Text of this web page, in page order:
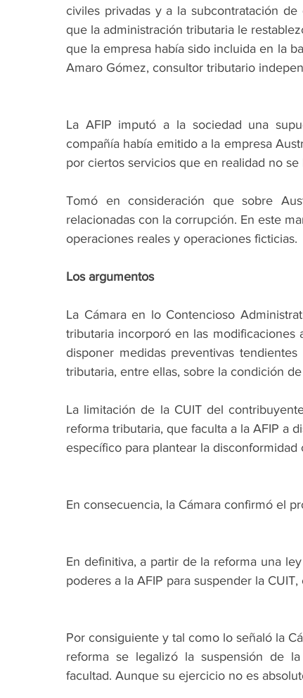
civiles privadas y a la subcontratación
que la administración tributaria le
que la empresa había sido incluida en la
Amaro Gómez, consultor tributario
La AFIP imputó a la sociedad una
compañía había emitido a la empresa
por ciertos servicios que en realidad no se
Tomó en consideración que sobre
relacionadas con la corrupción. En este
operaciones reales y operaciones ficticias.
Los argumentos
La Cámara en lo Contencioso
tributaria incorporó en las modificaciones
disponer medidas preventivas
tributaria, entre ellas, sobre la condición
La limitación de la CUIT del
reforma tributaria, que faculta a la AFIP a
específico para plantear la
En consecuencia, la Cámara confirmó el
En definitiva, a partir de la reforma una
poderes a la AFIP para suspender la
Por consiguiente y tal como lo señaló la
reforma se legalizó la suspensión de
facultad. Aunque su ejercicio no es